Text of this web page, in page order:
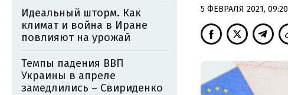
5 ФЕВРАЛЯ 2021, 09:20
Идеальный шторм. Как
климат и война в Иране
повлияют на урожай
Темпы падения ВВП
Украины в апреле
замедлились – Свириденко